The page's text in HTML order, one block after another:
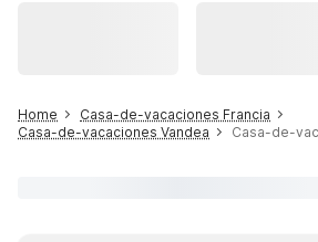
Home
Casa-de-vacaciones Francia
Casa-de-vacaciones Vandea
Casa-de-